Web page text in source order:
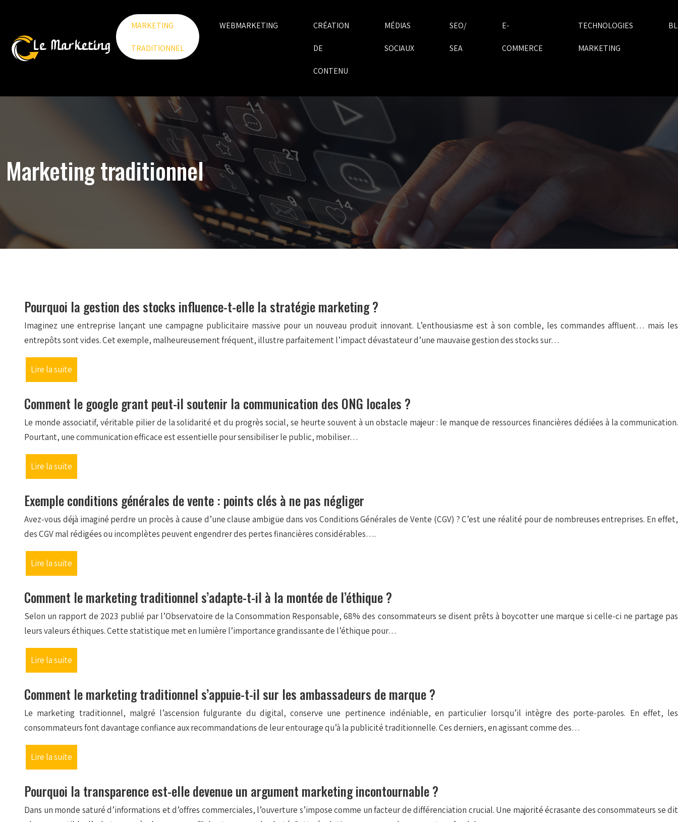
MARKETING
TRADITIONNEL
WEBMARKETING CRÉATION
DE
CONTENU
MÉDIAS
SOCIAUX
SEO/
SEA
E-
COMMERCE
TECHNOLOGIES
MARKETING
Marketing traditionnel
Pourquoi la gestion des stocks influence-t-elle la stratégie marketing ?
Imaginez une entreprise lançant une campagne publicitaire massive pour un nouveau produit innovant. L’enthousiasme est à son comble, les commandes affluent… mais les
entrepôts sont vides. Cet exemple, malheureusement fréquent, illustre parfaitement l’impact dévastateur d’une mauvaise gestion des stocks sur…
Lire la suite
Comment le google grant peut-il soutenir la communication des ONG locales ?
Le monde associatif, véritable pilier de la solidarité et du progrès social, se heurte souvent à un obstacle majeur : le manque de ressources financières dédiées à la communication.
Pourtant, une communication efficace est essentielle pour sensibiliser le public, mobiliser…
Lire la suite
Exemple conditions générales de vente : points clés à ne pas négliger
Avez-vous déjà imaginé perdre un procès à cause d’une clause ambigüe dans vos Conditions Générales de Vente (CGV) ? C’est une réalité pour de nombreuses entreprises. En effet,
des CGV mal rédigées ou incomplètes peuvent engendrer des pertes financières considérables….
Lire la suite
Comment le marketing traditionnel s’adapte-t-il à la montée de l’éthique ?
Selon un rapport de 2023 publié par l’Observatoire de la Consommation Responsable, 68% des consommateurs se disent prêts à boycotter une marque si celle-ci ne partage pas
leurs valeurs éthiques. Cette statistique met en lumière l’importance grandissante de l’éthique pour…
Lire la suite
Comment le marketing traditionnel s’appuie-t-il sur les ambassadeurs de marque ?
Le marketing traditionnel, malgré l’ascension fulgurante du digital, conserve une pertinence indéniable, en particulier lorsqu’il intègre des porte-paroles. En effet, les
consommateurs font davantage confiance aux recommandations de leur entourage qu’à la publicité traditionnelle. Ces derniers, en agissant comme des…
Lire la suite
Pourquoi la transparence est-elle devenue un argument marketing incontournable ?
Dans un monde saturé d’informations et d’offres commerciales, l’ouverture s’impose comme un facteur de différenciation crucial. Une majorité écrasante des consommateurs se dit